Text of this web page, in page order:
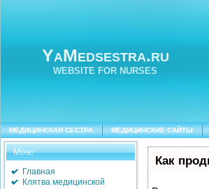
YaMedsestra.ru
WEBSITE FOR NURSES
МЕДИЦИНСКАЯ СЕСТРА МЕДИЦИНСКИЕ САЙТЫ
Меню
Главная
Клятва медицинской
Как